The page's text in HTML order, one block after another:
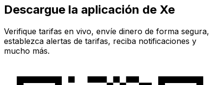
Descargue la aplicación de Xe
Verifique tarifas en vivo, envíe dinero de forma segura,
establezca alertas de tarifas, reciba notificaciones y
mucho más.